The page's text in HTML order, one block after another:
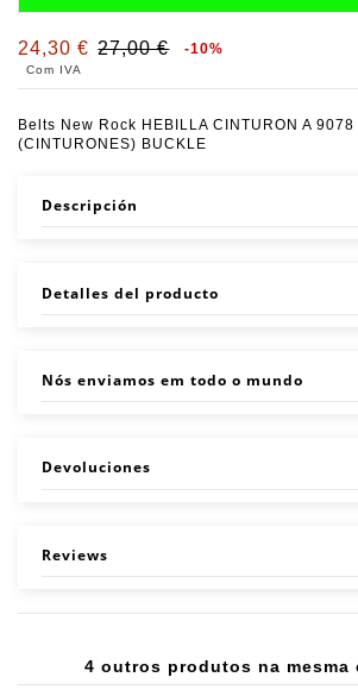
24,30 € 27,00 € -10%
Com IVA
Belts New Rock HEBILLA CINTURON A 9078
(CINTURONES) BUCKLE
Descripción
Detalles del producto
Nós enviamos em todo o mundo
Devoluciones
Reviews
4 outros produtos na mesma